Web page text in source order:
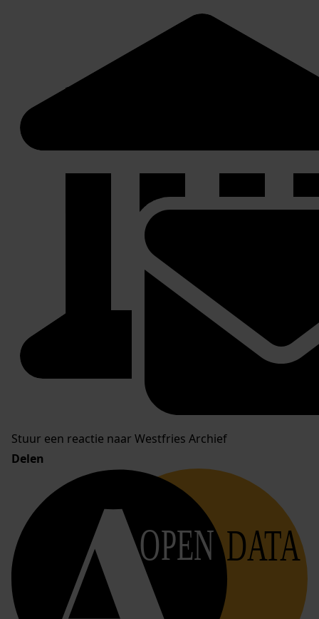
Stuur een reactie naar Westfries Archief
Delen
OPEN DATA